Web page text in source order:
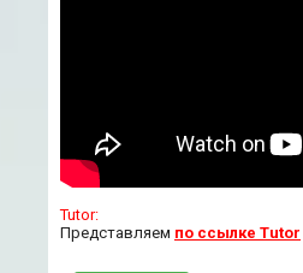
Tutor:
Представляем по ссылке Tutor